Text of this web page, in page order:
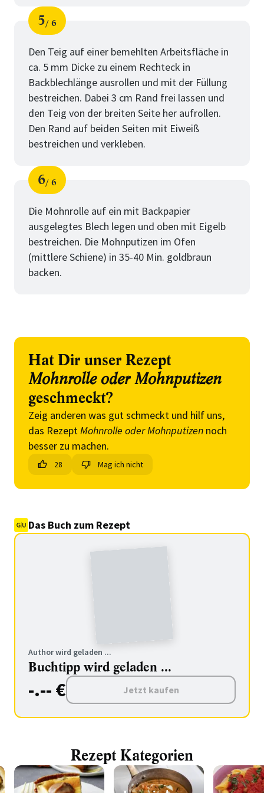
Schritt
5
von
6
Den Teig auf einer bemehlten Arbeitsfläche in
ca. 5 mm Dicke zu einem Rechteck in
Backblechlänge ausrollen und mit der Füllung
bestreichen. Dabei 3 cm Rand frei lassen und
den Teig von der breiten Seite her aufrollen.
Den Rand auf beiden Seiten mit Eiweiß
bestreichen und verkleben.
Schritt
6
von
6
Die Mohnrolle auf ein mit Backpapier
ausgelegtes Blech legen und oben mit Eigelb
bestreichen. Die Mohnputizen im Ofen
(mittlere Schiene) in 35-40 Min. goldbraun
backen.
Hat Dir unser Rezept
Mohnrolle oder Mohnputizen
geschmeckt?
Zeig anderen was gut schmeckt und hilf uns,
das RezeptMohnrolle oder Mohnputizen noch
besser zu machen.
28 Mag ich nicht
Das Buch zum Rezept
Author wird geladen ...
Buchtipp wird geladen ...
-.-- € Jetzt kaufen
Rezept Kategorien